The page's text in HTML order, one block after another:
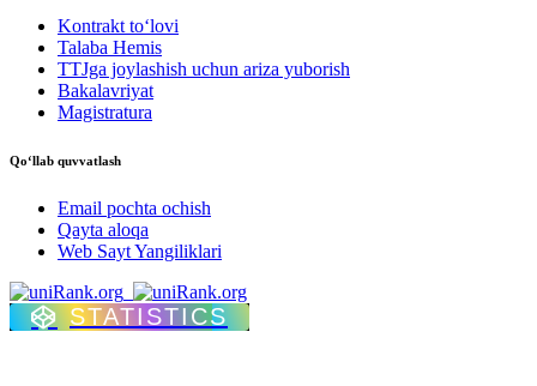
Kontrakt to‘lovі
Talaba Hemis
TTJga joylashish uchun ariza yuborish
Bakalavriyat
Magistratura
Qo‘llab quvvatlash
Email pochta ochish
Qayta aloqa
Web Sayt Yangiliklari
STATISTICS